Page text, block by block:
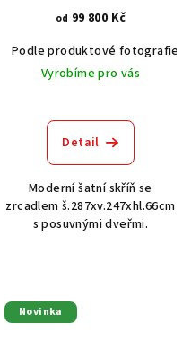
Akát vintage BT1551
Dub světlý
od 99 800 Kč
Podle produktové fotografie
Vyrobíme pro vás
Detail
Moderní šatní skříň se
zrcadlem š.287xv.247xhl.66cm
s posuvnými dveřmi.
Novinka